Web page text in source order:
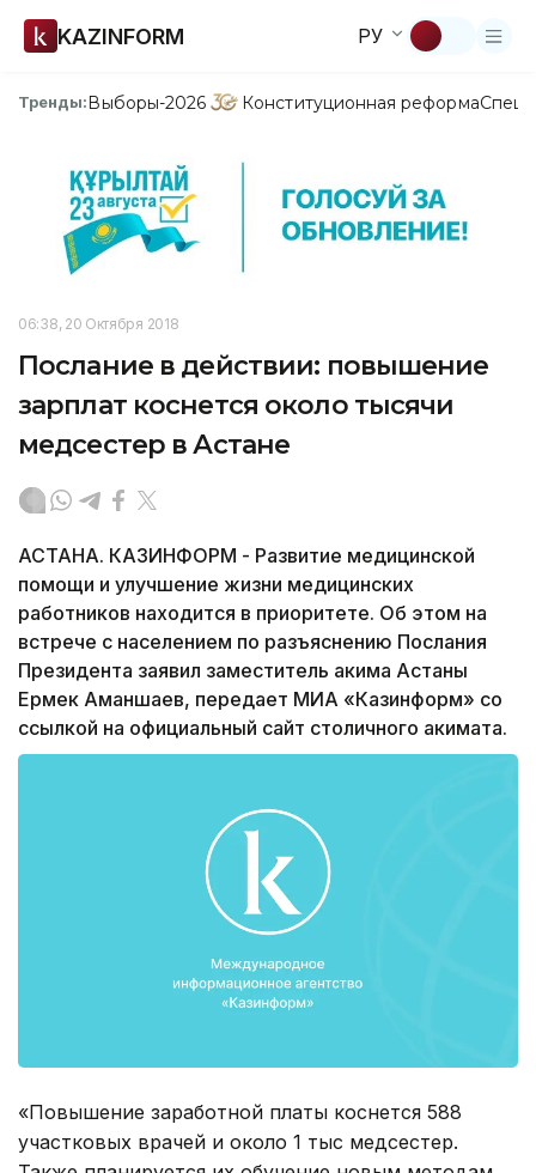
KAZINFORM РУ
Тренды:Выборы-2026 Конституционная реформа
06:38, 20 Октября 2018
Послание в действии: повышение
зарплат коснется около тысячи
медсестер в Астане
АСТАНА. КАЗИНФОРМ - Развитие медицинской
помощи и улучшение жизни медицинских
работников находится в приоритете. Об этом на
встрече с населением по разъяснению Послания
Президента заявил заместитель акима Астаны
Ермек Аманшаев, передает МИА «Казинформ» со
ссылкой на официальный сайт столичного акимата.
«Повышение заработной платы коснется 588
участковых врачей и около 1 тыс медсестер.